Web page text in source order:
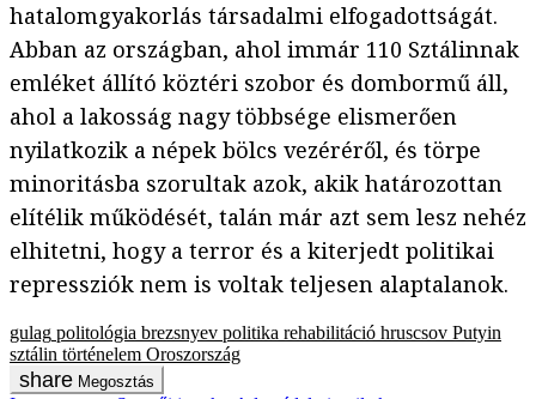
hatalomgyakorlás társadalmi elfogadottságát.
Abban az országban, ahol immár 110 Sztálinnak
emléket állító köztéri szobor és dombormű áll,
ahol a lakosság nagy többsége elismerően
nyilatkozik a népek bölcs vezéréről, és törpe
minoritásba szorultak azok, akik határozottan
elítélik működését, talán már azt sem lesz nehéz
elhitetni, hogy a terror és a kiterjedt politikai
repressziók nem is voltak teljesen alaptalanok.
gulag politológia brezsnyev politika rehabilitáció hruscsov Putyin
sztálin történelem Oroszország
Megosztás